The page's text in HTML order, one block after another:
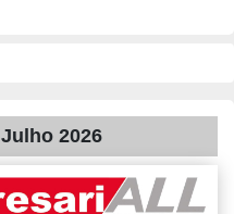
Julho 2026